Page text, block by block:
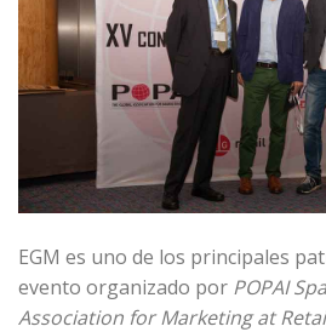
EGM es uno de los principales
evento organizado por POPAI
Association for Marketing at